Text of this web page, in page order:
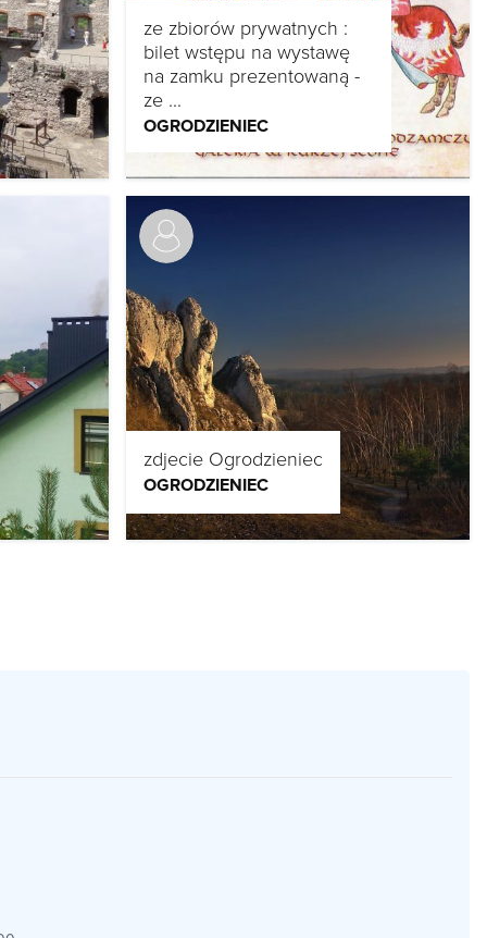
ze zbiorów prywatnych :
bilet wstępu na wystawę
na zamku prezentowaną -
ze ...
OGRODZIENIEC
zdjecie Ogrodzieniec
OGRODZIENIEC